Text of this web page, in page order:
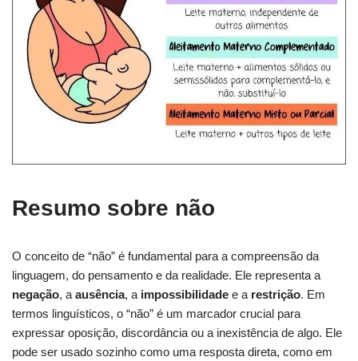
Resumo sobre não
O conceito de “não” é fundamental para a compreensão da
linguagem, do pensamento e da realidade. Ele representa a
negação, a ausência, a impossibilidade e a restrição. Em
termos linguísticos, o “não” é um marcador crucial para
expressar oposição, discordância ou a inexistência de algo. Ele
pode ser usado sozinho como uma resposta direta, como em